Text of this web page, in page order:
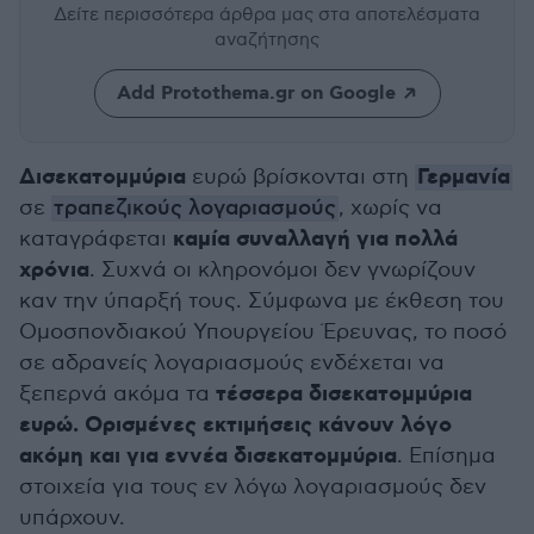
Δείτε περισσότερα άρθρα μας στα αποτελέσματα
αναζήτησης
Add Protothema.gr on Google
Δισεκατομμύρια ευρώ βρίσκονται στη Γερμανία
σε τραπεζικούς λογαριασμούς, χωρίς να
καταγράφεται καμία συναλλαγή για πολλά
χρόνια. Συχνά οι κληρονόμοι δεν γνωρίζουν
καν την ύπαρξή τους. Σύμφωνα με έκθεση του
Ομοσπονδιακού Υπουργείου Έρευνας, το ποσό
σε αδρανείς λογαριασμούς ενδέχεται να
ξεπερνά ακόμα τα τέσσερα δισεκατομμύρια
ευρώ. Ορισμένες εκτιμήσεις κάνουν λόγο
ακόμη και για εννέα δισεκατομμύρια. Επίσημα
στοιχεία για τους εν λόγω λογαριασμούς δεν
υπάρχουν.